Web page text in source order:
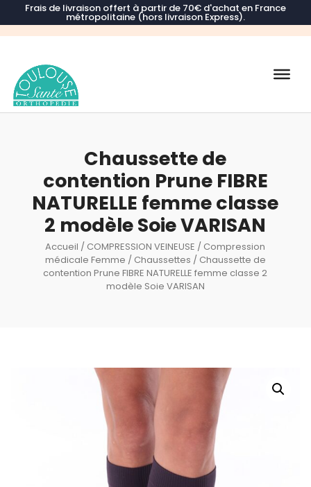
Frais de livraison offert à partir de 70€ d'achat en France
métropolitaine (hors livraison Express).
Recherche
Chaussette de
contention Prune FIBRE
NATURELLE femme classe
2 modèle Soie VARISAN
Accueil / COMPRESSION VEINEUSE / Compression
médicale Femme / Chaussettes / Chaussette de
contention Prune FIBRE NATURELLE femme classe 2
modèle Soie VARISAN